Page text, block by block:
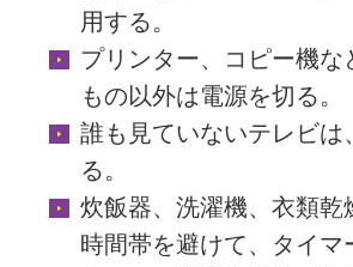
用する。
プリンター、コピー機な
もの以外は電源を切る。
誰も見ていないテレビは
る。
炊飯器、洗濯機、衣類乾
時間帯を避けて、タイマ